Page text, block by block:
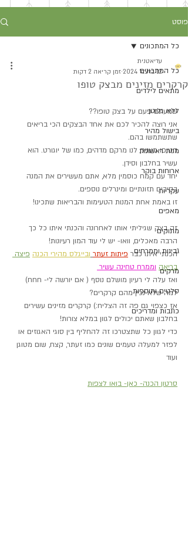
פוסט
כל המתכונים
מתאים לילדים
ללא גלוטן
בישול מהיר
מנות ראשונות
ארוחות בוקר
עקריות
מאפים
מתוקים
גבינות וממרחים
מרקים
סלטים ותוספות
כתבות ומדריכים
כל המתכונים
קרקרים מזינים מבצק טופו
עדיאטנית
12 בדצמ׳ 2024
זמן קריאה 2 דקות
שמעתם פעם על בצק טופו??
אני רוצה להכיר לכם את אחד הבצקים הכי בריאים
שתשתמשו בהם.
הטופו מעניק לנו מרקם מדהים, כמו של יוגורט. הוא
עשיר בחלבון וסידן.
יחד עם קמח כוסמין מלא, אתם מעשירים את המנה
בסיבים תזונתיים ומינרלים נוספים.
זו באמת אחת המנות הטעימות והבריאות שתכינו!
זה בצק שגיליתי אותו לאחרונה והכנתי איתו כל כך
הרבה מאכלים, וואו- יש לי עוד המון רעיונות!
הכנתי איתו כבר פיתות זעתר ובייגלס מהירי הכנה פיצה
בריאה וממרח טחינה עשיר
ואז עלה לי רעיון מושלם נוסף ( אם יורשה לי- חחח)
למה שלא נכין מהם קרקרים?
אז כצפוי גם פה זה הצליח:) קרקרים מזינים עשירים
בחלבון שאתם יכולים לגוון במלא צורות!
כדי לגוון כל שתצטרכו זה להחליף בין סוגי האגוזים או
לפזר למעלה טעמים שונים כמו זעתר, קצח, שום מטוגן
ועוד
סרטון הכנה- כאן- בואו לצפות